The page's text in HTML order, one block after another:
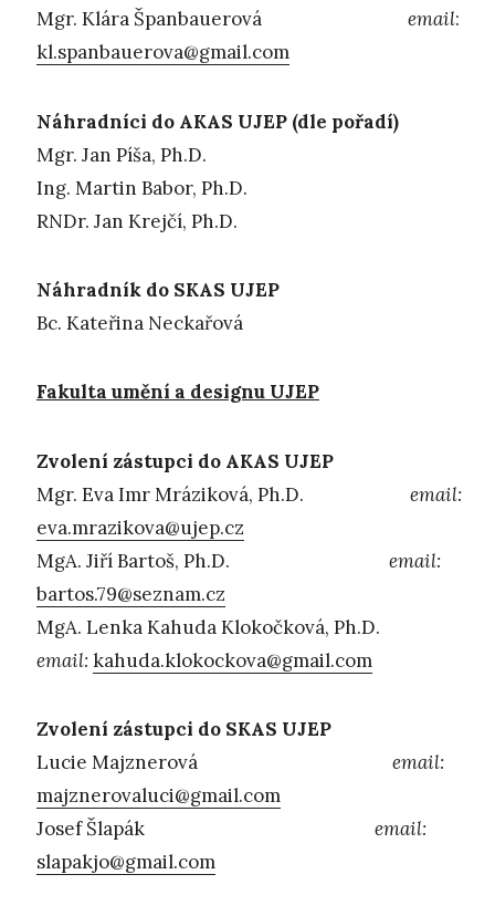
Mgr. Klára Španbauerová email:
kl.spanbauerova@gmail.com
Náhradníci do AKAS UJEP (dle pořadí)
Mgr. Jan Píša, Ph.D.
Ing. Martin Babor, Ph.D.
RNDr. Jan Krejčí, Ph.D.
Náhradník do SKAS UJEP
Bc. Kateřina Neckařová
Fakulta umění a designu UJEP
Zvolení zástupci do AKAS UJEP
Mgr. Eva Imr Mráziková, Ph.D. email:
eva.mrazikova@ujep.cz
MgA. Jiří Bartoš, Ph.D. email:
bartos.79@seznam.cz
MgA. Lenka Kahuda Klokočková, Ph.D.
email: kahuda.klokockova@gmail.com
Zvolení zástupci do SKAS UJEP
Lucie Majznerová email:
majznerovaluci@gmail.com
Josef Šlapák email:
slapakjo@gmail.com